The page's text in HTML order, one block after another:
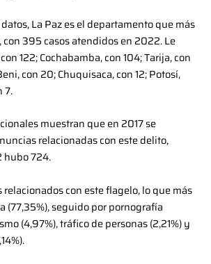
La Paz es el departamento que más
395 casos atendidos en 2022. Le
122; Cochabamba, con 104; Tarija, con
con 20; Chuquisaca, con 12; Potosí,
7.
muestran que en 2017 se
relacionadas con este delito,
hubo 724.
relacionados con este flagelo, lo que más
(77,35%), seguido por pornografía
(4,97%), tráfico de personas (2,21%) y